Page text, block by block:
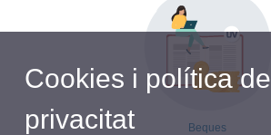
Beques
Cookies i política de
privacitat